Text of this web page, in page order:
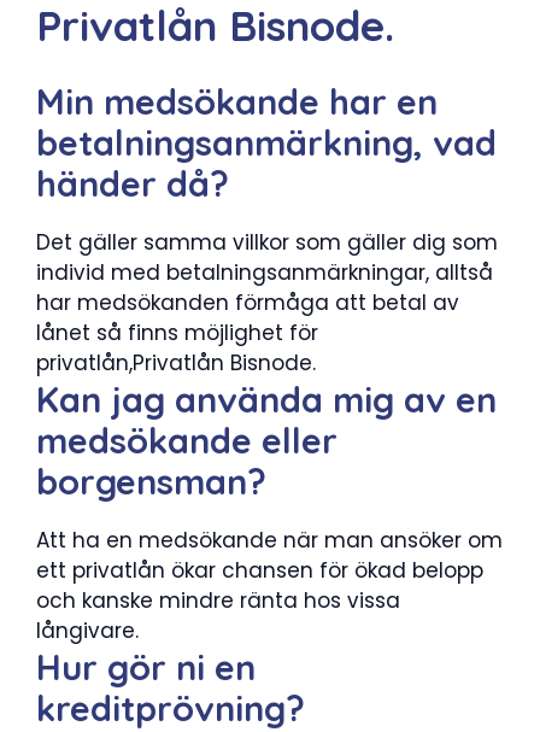
Privatlån Bisnode.
Min medsökande har en
betalningsanmärkning, vad
händer då?
Det gäller samma villkor som gäller dig som
individ med betalningsanmärkningar, alltså
har medsökanden förmåga att betal av
lånet så finns möjlighet för
privatlån,Privatlån Bisnode.
Kan jag använda mig av en
medsökande eller
borgensman?
Att ha en medsökande när man ansöker om
ett privatlån ökar chansen för ökad belopp
och kanske mindre ränta hos vissa
långivare.
Hur gör ni en
kreditprövning?